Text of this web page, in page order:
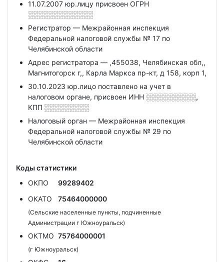
11.07.2007 юр.лицу присвоен ОГРН
░░░░░░░░░░░░░
Регистратор — Межрайонная инспекция
Федеральной налоговой службы № 17 по
Челябинской области
Адрес регистратора — ,455038, Челябинская обл,,
Магнитогорск г,, Карла Маркса пр-кт, д 158, корп 1,
30.10.2023 юр.лицо поставлено на учет в
налоговом органе, присвоен ИНН ░░░░░░░░░░,
КПП ░░░░░░░░░
Налоговый орган — Межрайонная инспекция
Федеральной налоговой службы № 29 по
Челябинской области
Коды статистики
ОКПО
99289402
ОКАТО
75464000000
(Сельские населенные пункты, подчиненные
Администрации г Южноуральск)
ОКТМО 75764000001
(г Южноуральск)